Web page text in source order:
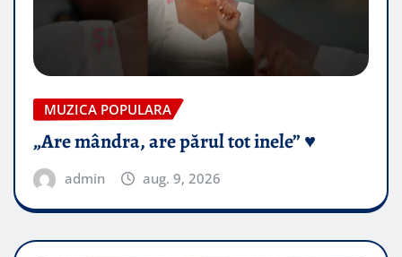
MUZICA POPULARA
„Are mândra, are părul tot inele” ♥️
admin aug. 9, 2026